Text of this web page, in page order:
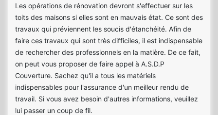
Les opérations de rénovation devront s'effectuer sur les
toits des maisons si elles sont en mauvais état. Ce sont des
travaux qui préviennent les soucis d'étanchéité. Afin de
faire ces travaux qui sont très difficiles, il est indispensable
de rechercher des professionnels en la matière. De ce fait,
on peut vous proposer de faire appel à A.S.D.P
Couverture. Sachez qu'il a tous les matériels
indispensables pour l'assurance d'un meilleur rendu de
travail. Si vous avez besoin d'autres informations, veuillez
lui passer un coup de fil.